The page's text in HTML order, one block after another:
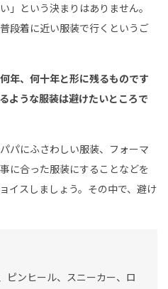
」という決まりはありません。
段着に近い服装で行くというご
年、何十年と形に残るものです
ような服装は避けたいところで
パにふさわしい服装、フォーマ
に合った服装にすることなどを
イスしましょう。その中で、避け
ピンヒール、スニーカー、ロ